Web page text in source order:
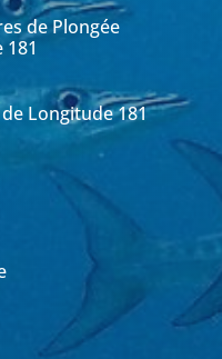
de Plongée
Longitude 181